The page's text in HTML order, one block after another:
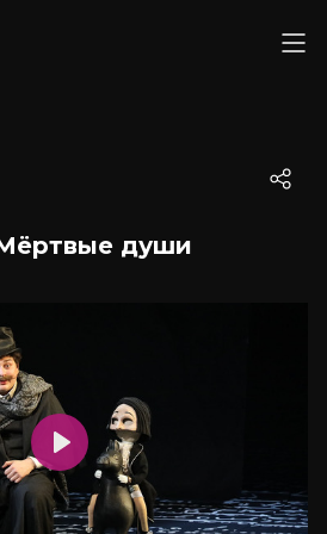
души
Play